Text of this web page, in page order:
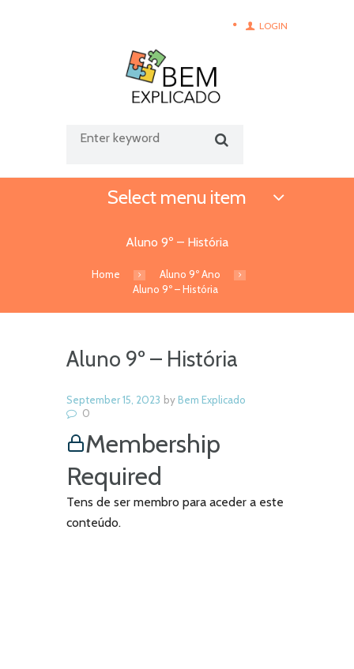
LOGIN
Select menu item
Aluno 9º – História
Home
Aluno 9º Ano
Aluno 9º – História
Aluno 9º – História
September 15, 2023 byBem Explicado
0
Membership
Required
Tens de ser membro para aceder a este
conteúdo.